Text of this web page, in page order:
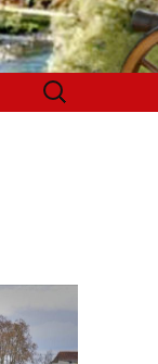
Rechercher :